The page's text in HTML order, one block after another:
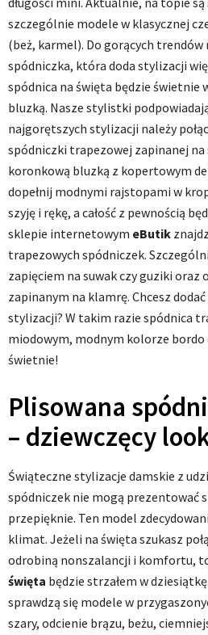
szczególnie modele w klasycznej
(beż, karmel). Do gorących
spódniczka, która doda stylizacji
spódnica na święta będzie świetnie
bluzką. Nasze stylistki
najgorętszych stylizacji należy
spódniczki trapezowej zapinanej na
koronkową bluzką z kopertowym
dopełnij modnymi rajstopami w
szyję i rękę, a całość z pewnością
sklepie internetowym eButik
trapezowych spódniczek.
zapięciem na suwak czy guziki oraz
zapinanym na klamrę. Chcesz
stylizacji? W takim razie spódnica
miodowym, modnym kolorze bordo
świetnie!
Plisowana
– dziewczęcy
Świąteczne stylizacje damskie z
spódniczek nie mogą prezentować
przepięknie. Ten model
klimat. Jeżeli na święta szukasz
odrobiną nonszalancji i komfortu,
święta będzie strzałem w
sprawdzą się modele w
szary, odcienie brązu, beżu,